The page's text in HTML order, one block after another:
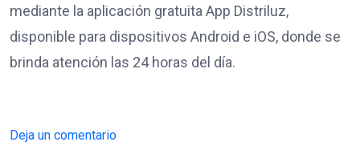
mediante la aplicación gratuita App Distriluz,
disponible para dispositivos Android e iOS, donde se
brinda atención las 24 horas del día.
Deja un comentario